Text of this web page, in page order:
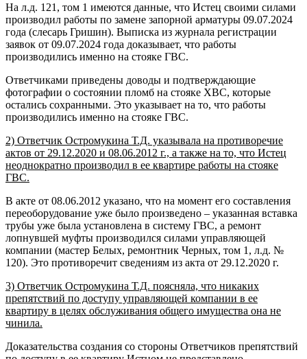
На л.д. 121, том 1 имеются данные, что Истец своими силами
производил работы по замене запорной арматуры 09.07.2024
года (слесарь Гришин). Выписка из журнала регистрации
заявок от 09.07.2024 года доказывает, что работы
производились именно на стояке ГВС.
Ответчиками приведены доводы и подтверждающие
фотографии о состоянии пломб на стояке ХВС, которые
остались сохранными. Это указывает на то, что работы
производились именно на стояке ГВС.
2) Ответчик Остромукина Т.Д. указывала на противоречие
актов от 29.12.2020 и 08.06.2012 г., а также на то, что Истец
неоднократно производил в ее квартире работы на стояке
ГВС.
В акте от 08.06.2012 указано, что на момент его составления
переоборудование уже было произведено – указанная вставка
трубы уже была установлена в систему ГВС, а ремонт
лопнувшей муфты производился силами управляющей
компании (мастер Белых, ремонтник Черных, том 1, л.д. №
120). Это противоречит сведениям из акта от 29.12.2020 г.
3) Ответчик Остромукина Т.Д. поясняла, что никаких
препятствий по доступу управляющей компании в ее
квартиру в целях обслуживания общего имущества она не
чинила.
Доказательства создания со стороны Ответчиков препятствий